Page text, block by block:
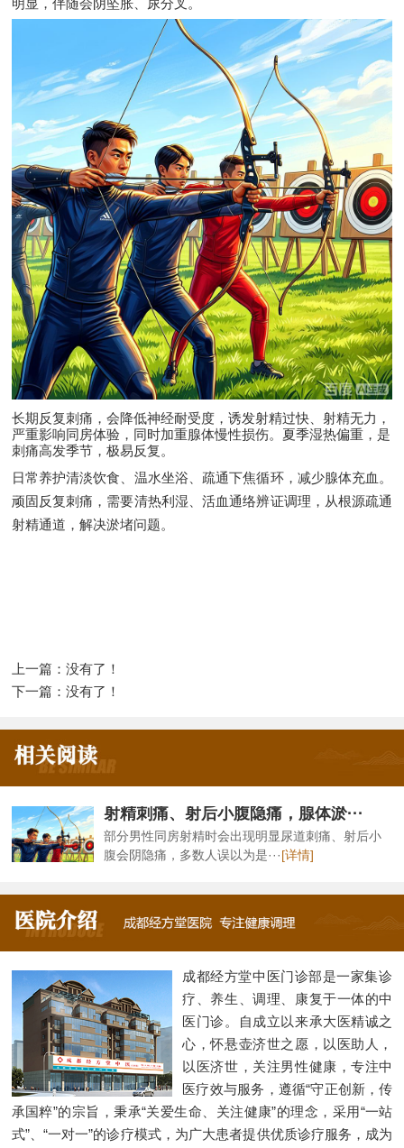
明显，伴随会阴坠胀、尿分叉。
长期反复刺痛，会降低神经耐受度，诱发射精过快、射精无力，
严重影响同房体验，同时加重腺体慢性损伤。夏季湿热偏重，是
刺痛高发季节，极易反复。
日常养护清淡饮食、温水坐浴、疏通下焦循环，减少腺体充血。
顽固反复刺痛，需要清热利湿、活血通络辨证调理，从根源疏通
射精通道，解决淤堵问题。
上一篇：没有了！
下一篇：没有了！
射精刺痛、射后小腹隐痛，腺体淤···
部分男性同房射精时会出现明显尿道刺痛、射后小
腹会阴隐痛，多数人误以为是···[详情]
成都经方堂中医门诊部是一家集诊
疗、养生、调理、康复于一体的中
医门诊。自成立以来承大医精诚之
心，怀悬壶济世之愿，以医助人，
以医济世，关注男性健康，专注中
医疗效与服务，遵循“守正创新，传
承国粹”的宗旨，秉承“关爱生命、关注健康”的理念，采用“一站
式”、“一对一”的诊疗模式，为广大患者提供优质诊疗服务，成为